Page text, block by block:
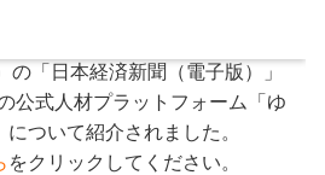
「日本経済新聞（​電子版）」
公式人材プラットフォーム「ゆ
ついて紹介されました。
をクリックしてください。